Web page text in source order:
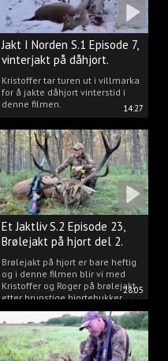
14:27
Jakt I Norden S.1 Episode 7,
vinterjakt på dåhjort.
Kristoffer tar turen ut i villmarka
for å jakte dåhjort vinterstid i
denne filmen.
28:05
Et Jaktliv S.2 Episode 23,
Brølejakt på hjort del 2.
Brølejakt på hjort er bare heftig
og i denne filmen blir vi med
Kristoffer og Roger på brølejakt
etter brunstige hjortebukker.